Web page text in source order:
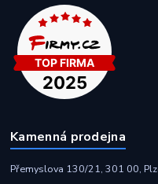
Kamenná prodejna
Přemyslova 130/21, 301 00,